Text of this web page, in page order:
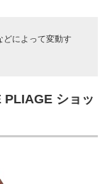
によって変動す
PLIAGE ショッ